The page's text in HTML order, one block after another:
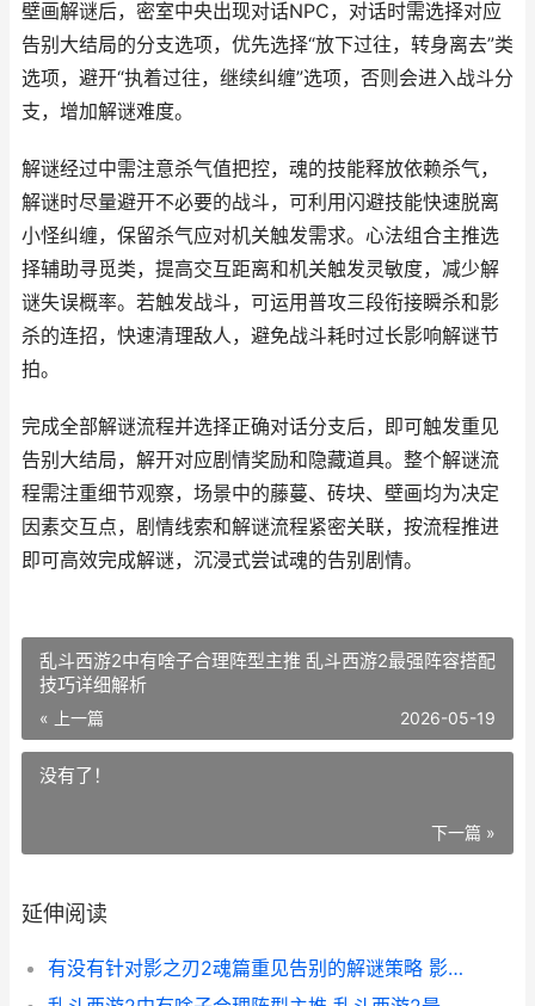
壁画解谜后，密室中央出现对话NPC，对话时需选择对应
告别大结局的分支选项，优先选择“放下过往，转身离去”类
选项，避开“执着过往，继续纠缠”选项，否则会进入战斗分
支，增加解谜难度。
解谜经过中需注意杀气值把控，魂的技能释放依赖杀气，
解谜时尽量避开不必要的战斗，可利用闪避技能快速脱离
小怪纠缠，保留杀气应对机关触发需求。心法组合主推选
择辅助寻觅类，提高交互距离和机关触发灵敏度，减少解
谜失误概率。若触发战斗，可运用普攻三段衔接瞬杀和影
杀的连招，快速清理敌人，避免战斗耗时过长影响解谜节
拍。
完成全部解谜流程并选择正确对话分支后，即可触发重见
告别大结局，解开对应剧情奖励和隐藏道具。整个解谜流
程需注重细节观察，场景中的藤蔓、砖块、壁画均为决定
因素交互点，剧情线索和解谜流程紧密关联，按流程推进
即可高效完成解谜，沉浸式尝试魂的告别剧情。
乱斗西游2中有啥子合理阵型主推 乱斗西游2最强阵容搭配
技巧详细解析
« 上一篇 2026-05-19
没有了！
下一篇 »
延伸阅读
有没有针对影之刃2魂篇重见告别的解谜策略 影之nga